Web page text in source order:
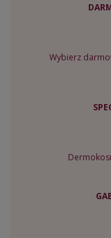
Wybierz